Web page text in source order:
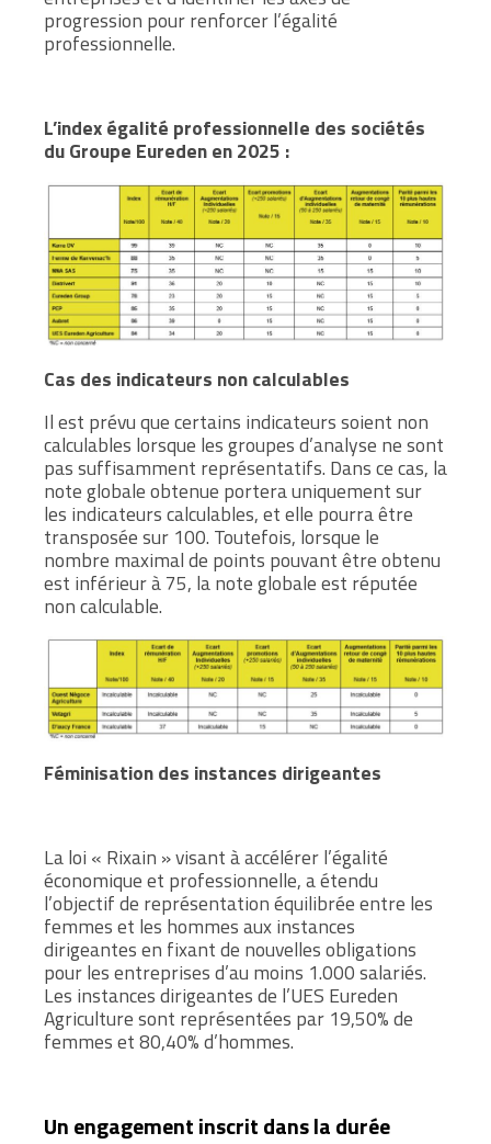
progression pour renforcer l’égalité
professionnelle.
L’index égalité professionnelle des sociétés
du Groupe Eureden en 2025 :
Cas des indicateurs non calculables
Il est prévu que certains indicateurs soient non
calculables lorsque les groupes d’analyse ne sont
pas suffisamment représentatifs. Dans ce cas, la
note globale obtenue portera uniquement sur
les indicateurs calculables, et elle pourra être
transposée sur 100. Toutefois, lorsque le
nombre maximal de points pouvant être obtenu
est inférieur à 75, la note globale est réputée
non calculable.
Féminisation des instances dirigeantes
La loi « Rixain » visant à accélérer l’égalité
économique et professionnelle, a étendu
l’objectif de représentation équilibrée entre les
femmes et les hommes aux instances
dirigeantes en fixant de nouvelles obligations
pour les entreprises d’au moins 1.000 salariés.
Les instances dirigeantes de l’UES Eureden
Agriculture sont représentées par 19,50% de
femmes et 80,40% d’hommes.
Un engagement inscrit dans la durée